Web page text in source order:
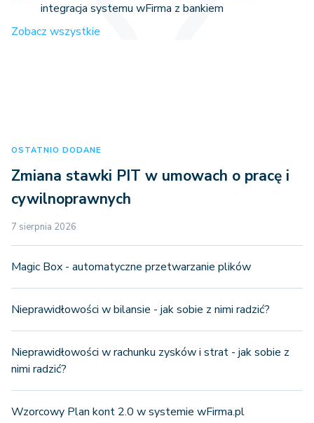
integracja systemu wFirma z bankiem
Zobacz wszystkie
OSTATNIO DODANE
Zmiana stawki PIT w umowach o pracę i
cywilnoprawnych
7 sierpnia 2026
Magic Box - automatyczne przetwarzanie plików
Nieprawidłowości w bilansie - jak sobie z nimi radzić?
Nieprawidłowości w rachunku zysków i strat - jak sobie z
nimi radzić?
Wzorcowy Plan kont 2.0 w systemie wFirma.pl